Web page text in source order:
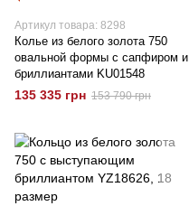
Артикул товара: 8298
Колье из белого золота 750
овальной формы с сапфиром и
бриллиантами KU01548
135 335 грн 153 790 грн